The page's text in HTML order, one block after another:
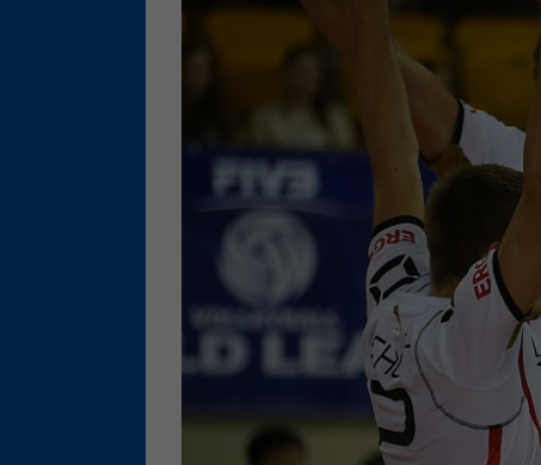
ihnen
B.
Hier